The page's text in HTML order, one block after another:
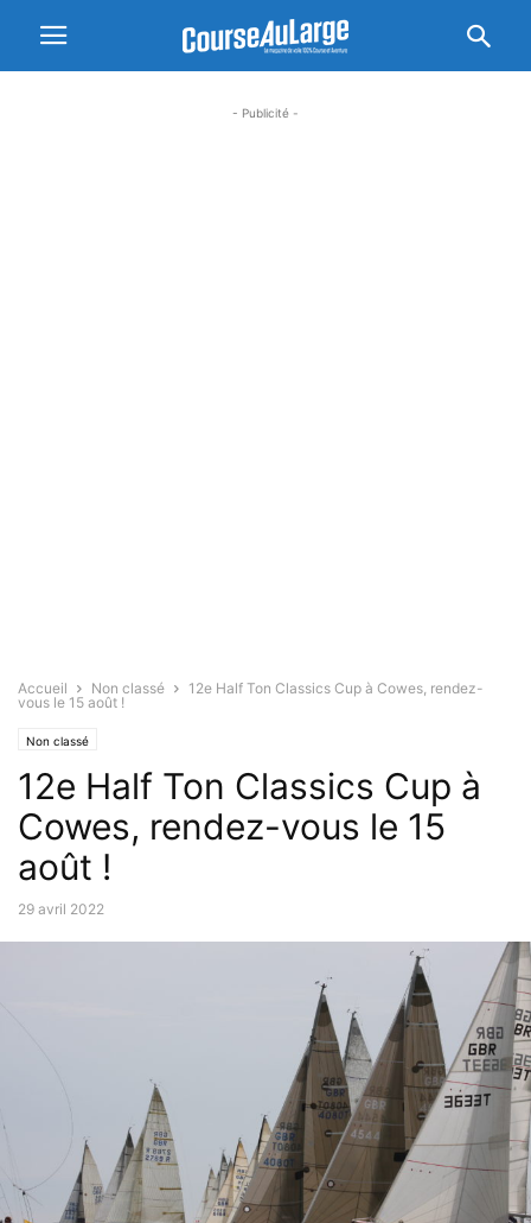
- Publicité -
Accueil Non classé
12e Half Ton Classics Cup à Cowes, rendez-
vous le 15 août !
Non classé
12e Half Ton Classics Cup à
Cowes, rendez-vous le 15
août !
29 avril 2022